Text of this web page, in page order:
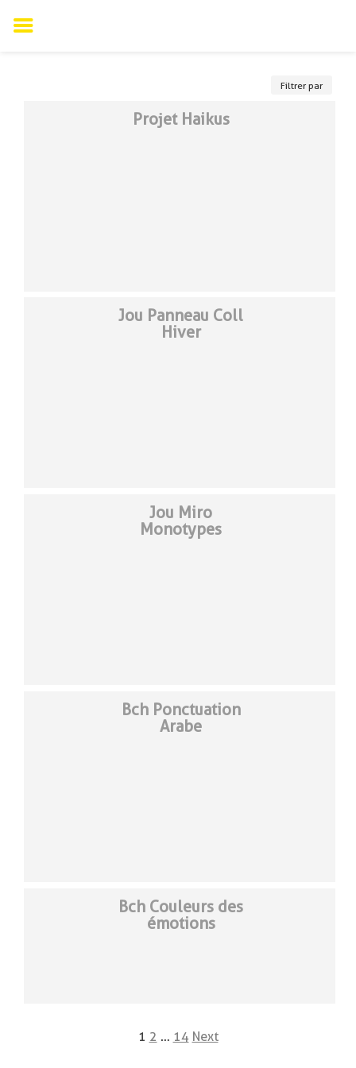
Filtrer par
Projet Haikus
Jou Panneau Coll
Hiver
Jou Miro
Monotypes
Bch Ponctuation
Arabe
Bch Couleurs des
émotions
1 2 … 14 Next